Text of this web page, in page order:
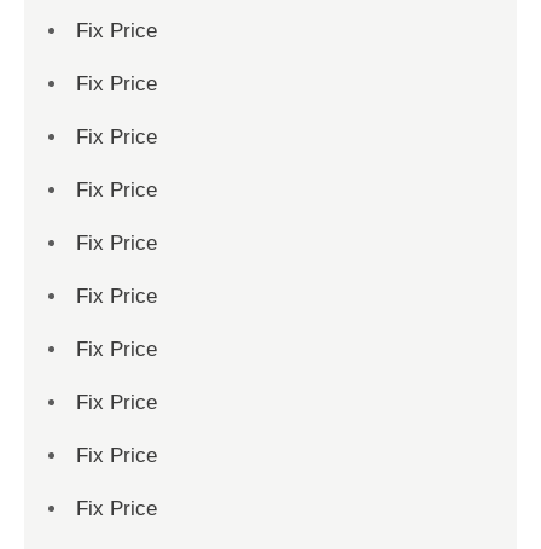
Fix Price
Fix Price
Fix Price
Fix Price
Fix Price
Fix Price
Fix Price
Fix Price
Fix Price
Fix Price